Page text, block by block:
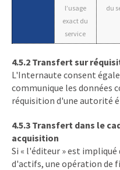
l’usage
exact du
service
du
4.5.2 Transfert sur
L'Internaute consent
communique les données
réquisition d'une autorité
4.5.3 Transfert dans le
acquisition
Si « l'éditeur » est
d'actifs, une opération de